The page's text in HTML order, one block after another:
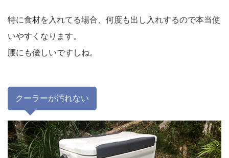
特に食材を入れてる場合、何度も出し入れするので本当使
いやすくなります。
腰にも優しいですしね。
クーラーが汚れない